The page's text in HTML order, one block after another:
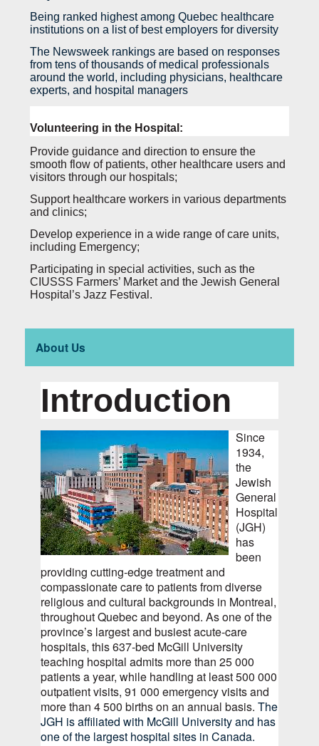
Being ranked highest among Quebec healthcare
institutions on a list of best employers for diversity
The Newsweek rankings are based on responses
from tens of thousands of medical professionals
around the world, including physicians, healthcare
experts, and hospital managers
Volunteering in the Hospital:
Provide guidance and direction to ensure the
smooth flow of patients, other healthcare users and
visitors through our hospitals;
Support healthcare workers in various departments
and clinics;
Develop experience in a wide range of care units,
including Emergency;
Participating in special activities, such as the
CIUSSS Farmers’ Market and the Jewish General
Hospital’s Jazz Festival.
About Us
Introduction
Since
1934,
the
Jewish
General
Hospital
(JGH)
has
been
providing cutting‑edge treatment and
compassionate care to patients from diverse
religious and cultural backgrounds in Montreal,
throughout Quebec and beyond. As one of the
province’s largest and busiest acute-care
hospitals, this 637‑bed McGill University
teaching hospital admits more than 25 000
patients a year, while handling at least 500 000
outpatient visits, 91 000 emergency visits and
more than 4 500 births on an annual basis. The
JGH is affiliated with McGill University and has
one of the largest hospital sites in Canada.